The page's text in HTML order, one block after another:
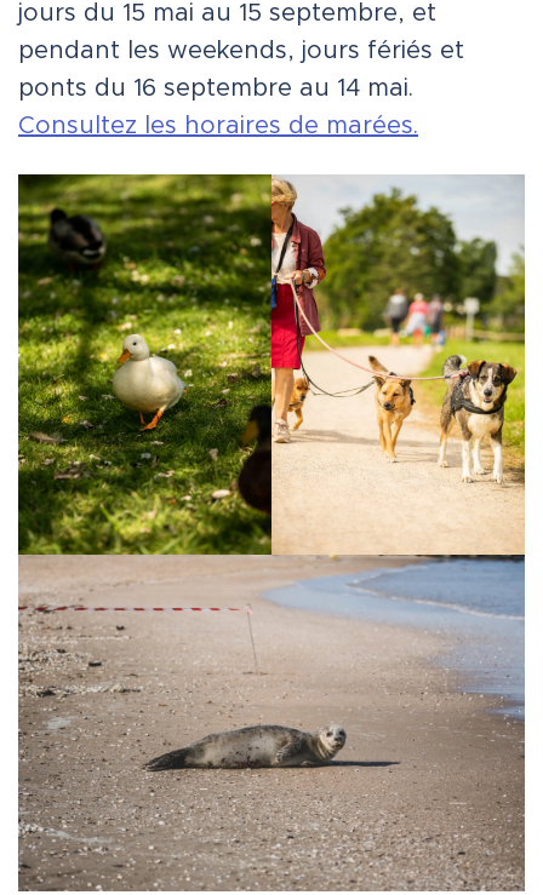
jours du 15 mai au 15 septembre, et
pendant les weekends, jours fériés et
ponts du 16 septembre au 14 mai.
Consultez les horaires de marées.